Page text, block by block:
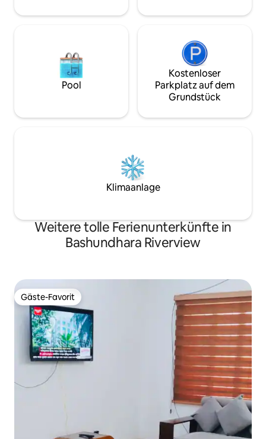
Entspannen und bietet Platz für maximal
Pool
Kostenloser
Parkplatz auf dem
Grundstück
Klimaanlage
Weitere tolle Ferienunterkünfte in
Bashundhara Riverview
Gäste-Favorit
Gäste-Favorit